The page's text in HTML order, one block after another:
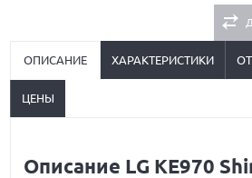
ОПИСАНИЕ ХАРАКТЕРИСТИКИ
ЦЕНЫ
Описание LG KE970